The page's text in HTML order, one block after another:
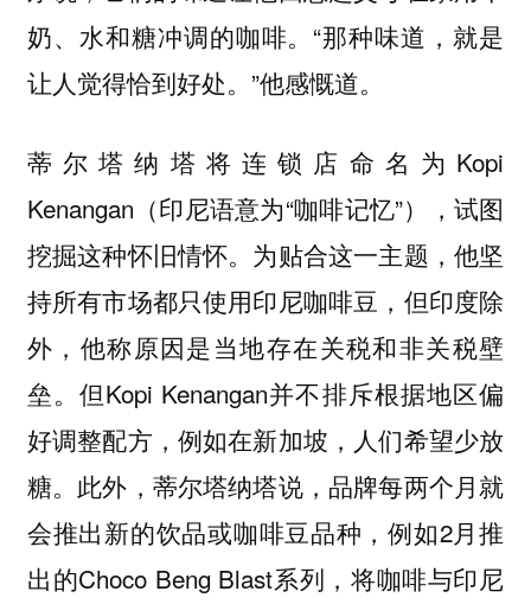
奶、水和糖冲调的咖啡。“那种味道，就是
让人觉得恰到好处。”他感慨道。
蒂尔塔纳塔将连锁店命名为Kopi
Kenangan（印尼语意为“咖啡记忆”），试图
挖掘这种怀旧情怀。为贴合这一主题，他坚
持所有市场都只使用印尼咖啡豆，但印度除
外，他称原因是当地存在关税和非关税壁
垒。但Kopi Kenangan并不排斥根据地区偏
好调整配方，例如在新加坡，人们希望少放
糖。此外，蒂尔塔纳塔说，品牌每两个月就
会推出新的饮品或咖啡豆品种，例如2月推
出的Choco Beng Blast系列，将咖啡与印尼